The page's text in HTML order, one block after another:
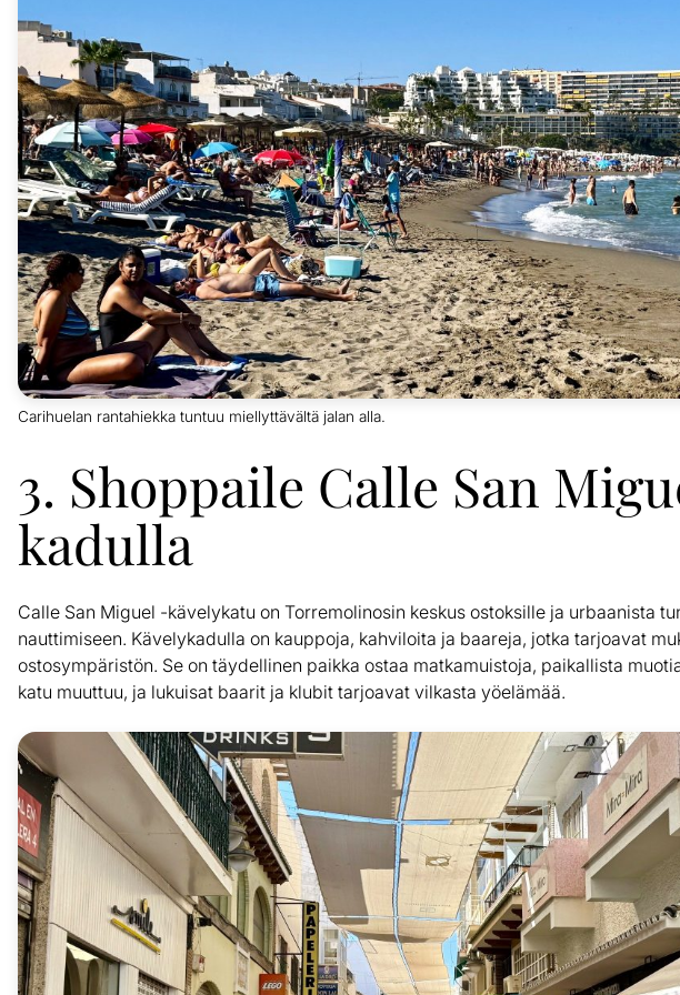
Carihuelan rantahiekka tuntuu miellyttävältä jalan alla.
3. Shoppaile Calle San
kadulla
Calle San Miguel -kävelykatu on Torremolinosin keskus ostoksille ja urbaanista
nauttimiseen. Kävelykadulla on kauppoja, kahviloita ja baareja, jotka tarjoavat
ostosympäristön. Se on täydellinen paikka ostaa matkamuistoja, paikallista
katu muuttuu, ja lukuisat baarit ja klubit tarjoavat vilkasta yöelämää.